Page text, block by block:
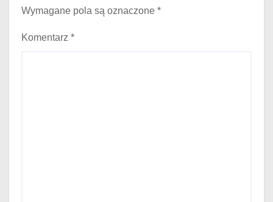
Wymagane pola są oznaczone *
Komentarz *